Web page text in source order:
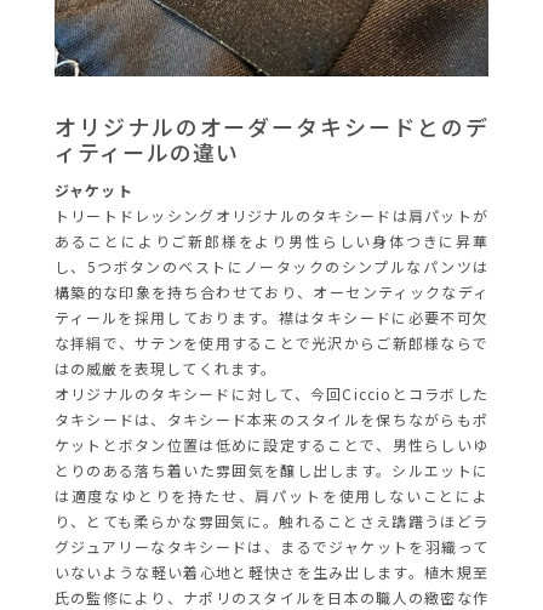
オリジナルのオーダータキシードとのデ
ィティールの違い
ジャケット
トリートドレッシングオリジナルのタキシードは肩パットが
あることによりご新郎様をより男性らしい身体つきに昇華
し、5つボタンのベストにノータックのシンプルなパンツは
構築的な印象を持ち合わせており、オーセンティックなディ
ティールを採用しております。襟はタキシードに必要不可欠
な拝絹で、サテンを使用することで光沢からご新郎様ならで
はの威厳を表現してくれます。
オリジナルのタキシードに対して、今回Ciccioとコラボした
タキシードは、タキシード本来のスタイルを保ちながらもポ
ケットとボタン位置は低めに設定することで、男性らしいゆ
とりのある落ち着いた雰囲気を醸し出します。シルエットに
は適度なゆとりを持たせ、肩パットを使用しないことによ
り、とても柔らかな雰囲気に。触れることさえ躊躇うほどラ
グジュアリーなタキシードは、まるでジャケットを羽織って
いないような軽い着心地と軽快さを生み出します。植木規至
氏の監修により、ナポリのスタイルを日本の職人の緻密な作